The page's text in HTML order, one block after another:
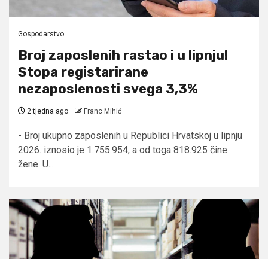
Gospodarstvo
Broj zaposlenih rastao i u lipnju!
Stopa registarirane
nezaposlenosti svega 3,3%
2 tjedna ago Franc Mihić
- Broj ukupno zaposlenih u Republici Hrvatskoj u lipnju
2026. iznosio je 1.755.954, a od toga 818.925 čine
žene. U...